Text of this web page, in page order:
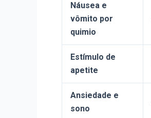
Náusea e
vômito por
quimio
Estímulo de
apetite
Ansiedade e
sono